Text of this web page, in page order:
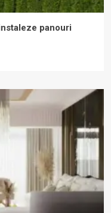
panouri